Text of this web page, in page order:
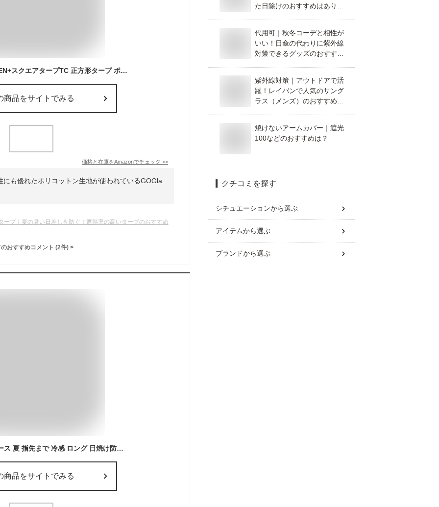
GOGlamping HENGEN+スクエアタープTC 正方形タープ ポリコットン 焚き火可 【19箇所ループ・特殊防水テープ付き】500mm耐水圧 撥水加工 遮光/遮熱/難燃 ソロキャンプ 軽量 コンパクト キャンプ アウトドア (グリーン(2.95m))
商品をサイトでみる
価格と在庫をAmazonでチェック >>
も優れたポリコットン生地が使われているGOGla
ープ｜夏の暑い日差しを防ぐ！遮熱率の高いタープのおすすめ
おすすめコメント (2件) >
アームカバー レディース 夏 指先まで 冷感 ロング 日焼け防止 あーむかは しろくまのきもち 腕カバー UVカット 手袋着脱可能 滑り止め スマホ操作 涼しい 自転車 ゴルフ 釣り サイクリング アウトドア
商品をサイトでみる
た日除けのおすすめはありま
代用可｜秋冬コーデと相性が
いい！日傘の代わりに紫外線
対策できるグッズのおすすめ
紫外線対策｜アウトドアで活
躍！レイバンで人気のサング
ラス（メンズ）のおすすめ
焼けないアームカバー｜遮光
100などのおすすめは？
クチコミを探す
シチュエーションから選ぶ
アイテムから選ぶ
ブランドから選ぶ